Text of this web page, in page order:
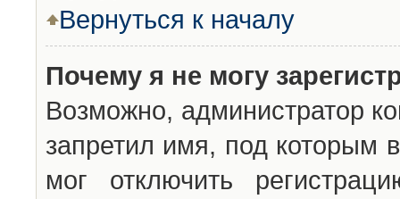
Вернуться к началу
Почему я не могу
Возможно, администратор
запретил имя, под которым
мог отключить